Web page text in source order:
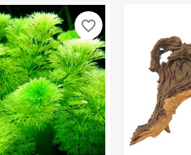
favorite_border